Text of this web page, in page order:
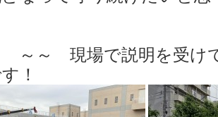
～ 現場で説明を受け
！